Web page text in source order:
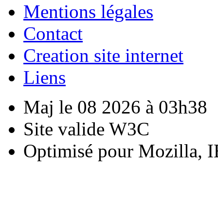
Mentions légales
Contact
Creation site internet
Liens
Maj le 08 2026 à 03h38
Site valide W3C
Optimisé pour Mozilla,